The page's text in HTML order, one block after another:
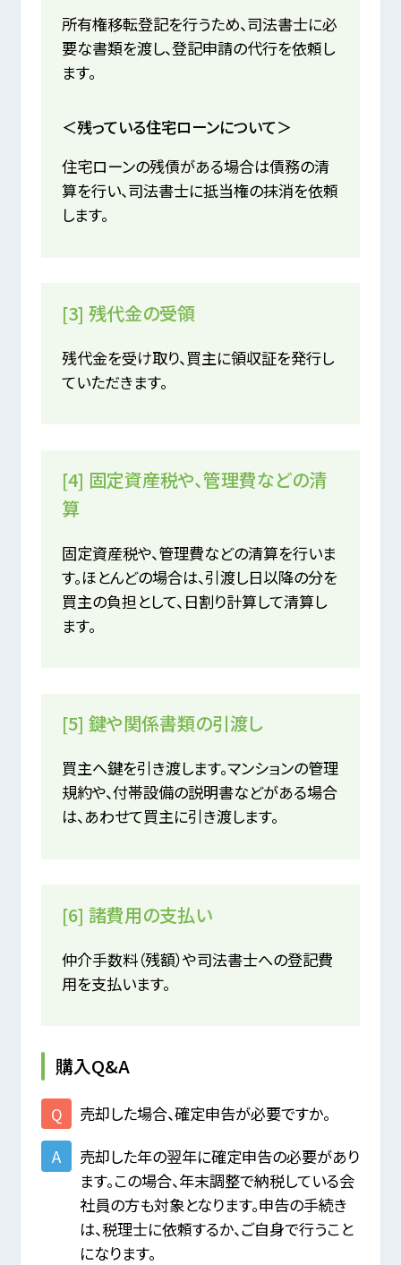
所有権移転登記を行うため、司法書士に必
要な書類を渡し、登記申請の代行を依頼し
ます。
＜残っている住宅ローンについて＞
住宅ローンの残債がある場合は債務の清
算を行い、司法書士に抵当権の抹消を依頼
します。
[3] 残代金の受領
残代金を受け取り、買主に領収証を発行し
ていただきます。
[4] 固定資産税や、管理費などの清
算
固定資産税や、管理費などの清算を行いま
す。ほとんどの場合は、引渡し日以降の分を
買主の負担として、日割り計算して清算し
ます。
[5] 鍵や関係書類の引渡し
買主へ鍵を引き渡します。マンションの管理
規約や、付帯設備の説明書などがある場合
は、あわせて買主に引き渡します。
[6] 諸費用の支払い
仲介手数料（残額）や司法書士への登記費
用を支払います。
購入Q&A
売却した場合、確定申告が必要ですか。
売却した年の翌年に確定申告の必要があり
ます。この場合、年末調整で納税している会
社員の方も対象となります。申告の手続き
は、税理士に依頼するか、ご自身で行うこと
になります。